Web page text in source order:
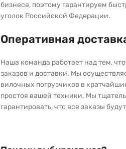
бизнесе, поэтому гарантируем
уголок Российской Федерации.
Оперативная
Наша команда работает над тем,
заказов и доставки. Мы
вилочных погрузчиков в
простоя вашей техники. Мы
гарантировать, что все заказы